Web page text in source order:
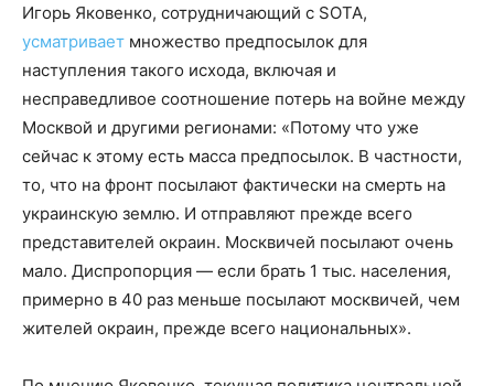
Игорь Яковенко, сотрудничающий с SOTA,
усматривает множество предпосылок для
наступления такого исхода, включая и
несправедливое соотношение потерь на войне между
Москвой и другими регионами: «Потому что уже
сейчас к этому есть масса предпосылок. В частности,
то, что на фронт посылают фактически на смерть на
украинскую землю. И отправляют прежде всего
представителей окраин. Москвичей посылают очень
мало. Диспропорция — если брать 1 тыс. населения,
примерно в 40 раз меньше посылают москвичей, чем
жителей окраин, прежде всего национальных».